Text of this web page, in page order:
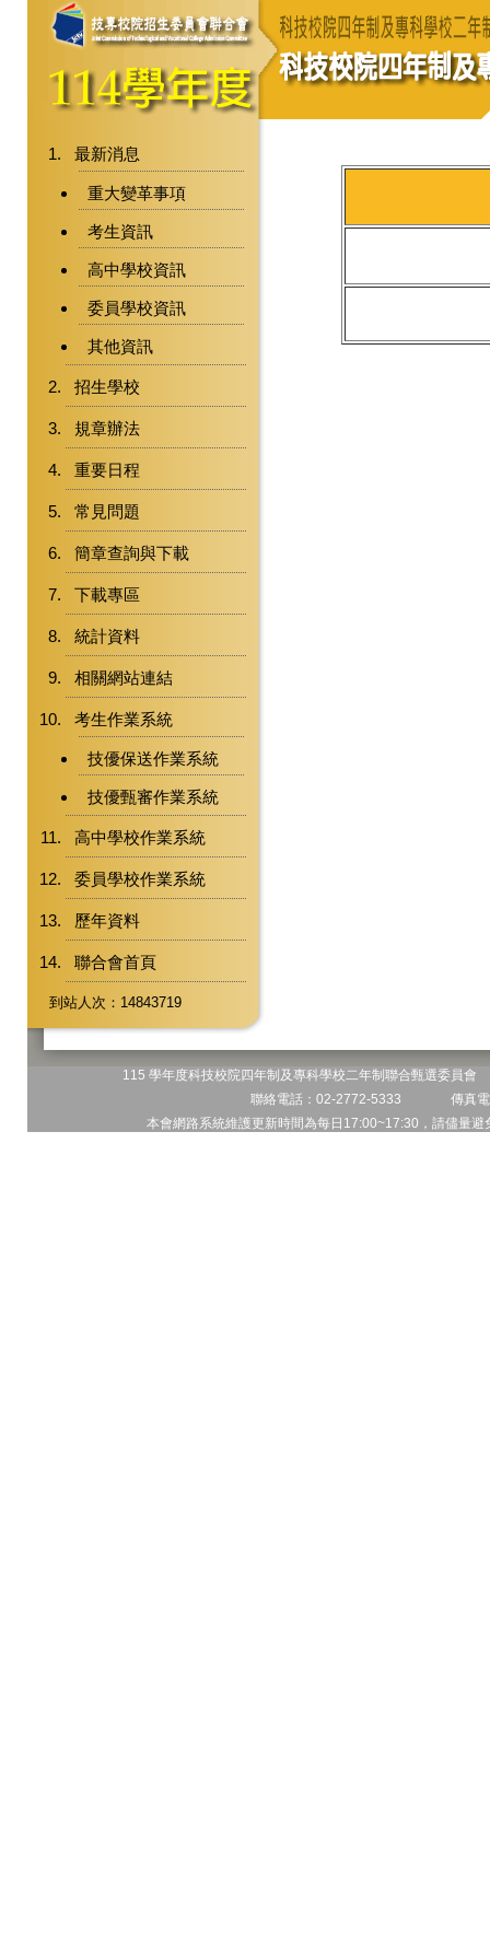
最新消息
重大變革事項
考生資訊
高中學校資訊
委員學校資訊
其他資訊
招生學校
規章辦法
重要日程
常見問題
簡章查詢與下載
下載專區
統計資料
相關網站連結
考生作業系統
技優保送作業系統
技優甄審作業系統
高中學校作業系統
委員學校作業系統
歷年資料
聯合會首頁
到站人次：14843719
115 學年度科技校院四年制及專科學校二年制聯合甄選委員
聯絡電話：02-2772-5333 傳真
本會網路系統維護更新時間為每日17:00~17:30，請儘量